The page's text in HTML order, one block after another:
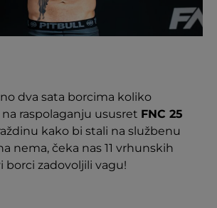
dva sata borcima koliko
raspolaganju ususret FNC 25
kako bi stali na službenu
nema, čeka nas 11 vrhunskih
borci zadovoljili vagu!